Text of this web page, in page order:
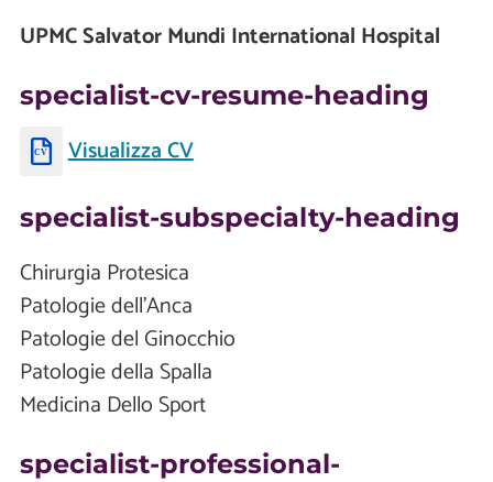
UPMC Salvator Mundi International Hospital
specialist-cv-resume-heading
Visualizza CV
specialist-subspecialty-heading
Chirurgia Protesica
Patologie dell'Anca
Patologie del Ginocchio
Patologie della Spalla
Medicina Dello Sport
specialist-professional-